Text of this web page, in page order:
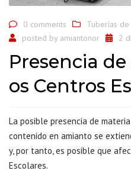
0 comments
Tuberías
posted by amiantonor 2
Presencia
os Centros
La posible presencia de
contenido en amianto se
y, por tanto, es posible que
Escolares.